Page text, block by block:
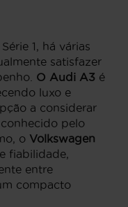
1, há várias
satisfazer
O Audi A3 é
luxo e
a considerar
, conhecido pelo
o Volkswagen
fiabilidade,
entre
compacto